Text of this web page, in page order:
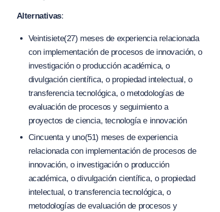
Alternativas:
Veintisiete(27) meses de experiencia relacionada
con implementación de procesos de innovación, o
investigación o producción académica, o
divulgación científica, o propiedad intelectual, o
transferencia tecnológica, o metodologías de
evaluación de procesos y seguimiento a
proyectos de ciencia, tecnología e innovación
Cincuenta y uno(51) meses de experiencia
relacionada con implementación de procesos de
innovación, o investigación o producción
académica, o divulgación científica, o propiedad
intelectual, o transferencia tecnológica, o
metodologías de evaluación de procesos y